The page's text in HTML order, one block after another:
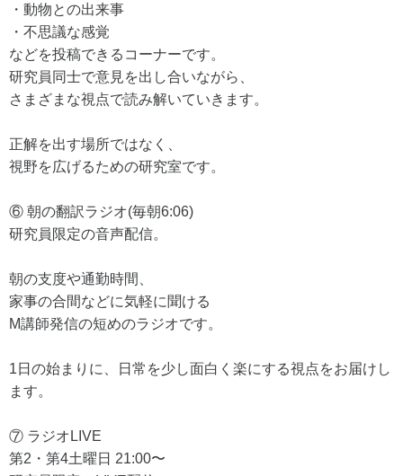
・動物との出来事
・不思議な感覚
などを投稿できるコーナーです。
研究員同士で意見を出し合いながら、
さまざまな視点で読み解いていきます。
正解を出す場所ではなく、
視野を広げるための研究室です。
⑥ 朝の翻訳ラジオ(毎朝6:06)
研究員限定の音声配信。
朝の支度や通勤時間、
家事の合間などに気軽に聞ける
M講師発信の短めのラジオです。
1日の始まりに、日常を少し面白く楽にする視点をお届けし
ます。
⑦ ラジオLIVE
第2・第4土曜日 21:00〜